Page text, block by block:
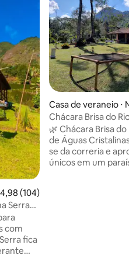
de uma avaliação média de 5,
4,98 (104)
Serra
com
fica
Casa de veraneio ⋅
urgo
Chácara Brisa do
🌿 Chácara Brisa
de Águas
se da correria e
únicos em um